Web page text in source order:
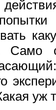
Само
уж